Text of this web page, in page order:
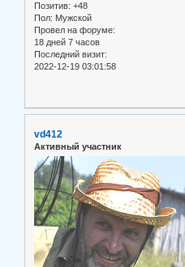
Позитив: +48
Пол: Мужской
Провел на форуме:
18 дней 7 часов
Последний визит:
2022-12-19 03:01:58
vd412
Активный участник